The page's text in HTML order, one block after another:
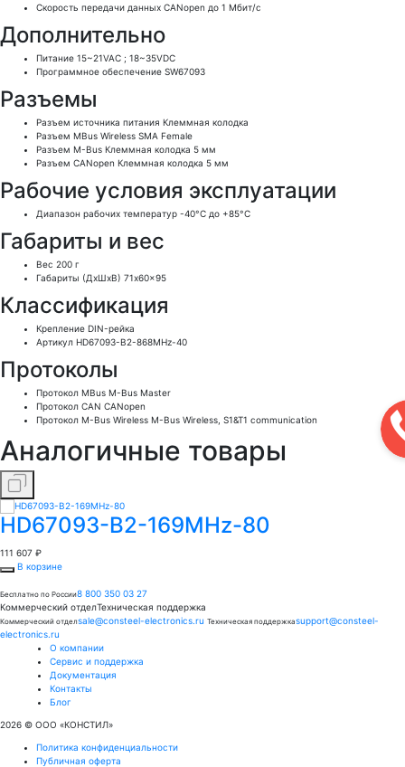
Скорость передачи данных CANopen до 1 Мбит/с
Дополнительно
Питание 15~21VAC ; 18~35VDC
Программное обеспечение SW67093
Разъемы
Разъем источника питания Клеммная колодка
Разъем MBus Wireless SMA Female
Разъем M-Bus Клеммная колодка 5 мм
Разъем CANopen Клеммная колодка 5 мм
Рабочие условия эксплуатации
Диапазон рабочих температур -40°C до +85°C
Габариты и вес
Вес 200 г
Габариты (ДхШхВ) 71x60x95
Классификация
Крепление DIN-рейка
Артикул HD67093-B2-868MHz-40
Протоколы
Протокол MBus M-Bus Master
Протокол CAN CANopen
Протокол M-Bus Wireless M-Bus Wireless, S1&T1 communication
Аналогичные товары
HD67093-B2-169MHz-80
111 607 ₽
В корзине
Бесплатно по России8 800 350 03 27
Коммерческий отделТехническая поддержка
Коммерческий отделsale@consteel-electronics.ru Техническая поддержкаsupport@consteel-
electronics.ru
О компании
Сервис и поддержка
Документация
Контакты
Блог
2026 © OOO «КОНСТИЛ»
Политика конфиденциальности
Публичная оферта